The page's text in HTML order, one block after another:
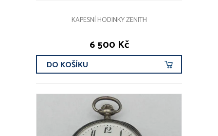
KAPESNÍ HODINKY ZENITH
6 500 Kč
DO KOŠÍKU